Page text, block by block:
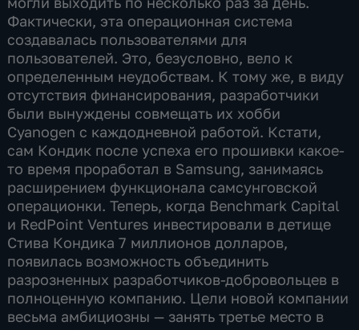
Фактически, эта операционная система
создавалась пользователями для
пользователей. Это, безусловно, вело к
определенным неудобствам. К тому же, в виду
отсутствия финансирования, разработчики
были вынуждены совмещать их хобби
Cyanogen с каждодневной работой. Кстати,
сам Кондик после успеха его прошивки какое-
то время проработал в Samsung, занимаясь
расширением функционала самсунговской
операционки. Теперь, когда Benchmark Capital
и RedPoint Ventures инвестировали в детище
Стива Кондика 7 миллионов долларов,
появилась возможность объединить
разрозненных разработчиков-добровольцев в
полноценную компанию. Цели новой компании
весьма амбициозны — занять третье место в